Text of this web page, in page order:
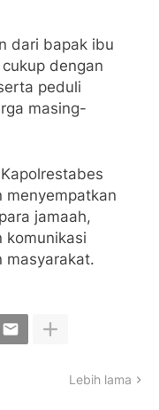
dari bapak ibu
dengan
peduli
masing-
menyempatkan
jamaah,
komunikasi
masyarakat.
Lebih lama